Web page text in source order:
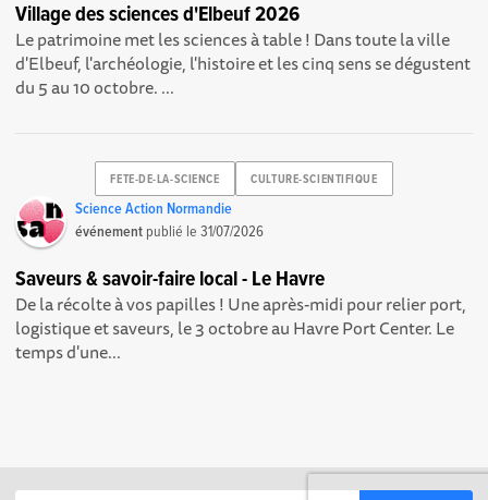
Village des sciences d'Elbeuf 2026
Le patrimoine met les sciences à table ! Dans toute la ville
d'Elbeuf, l'archéologie, l'histoire et les cinq sens se dégustent
du 5 au 10 octobre. ...
FETE-DE-LA-SCIENCE CULTURE-SCIENTIFIQUE
Science Action Normandie
événement publié le31/07/2026
Saveurs & savoir-faire local - Le Havre
De la récolte à vos papilles ! Une après-midi pour relier port,
logistique et saveurs, le 3 octobre au Havre Port Center. Le
temps d'une...